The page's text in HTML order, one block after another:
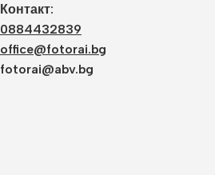
Контакт:
0884432839
office@fotorai.bg
fotorai@abv.bg